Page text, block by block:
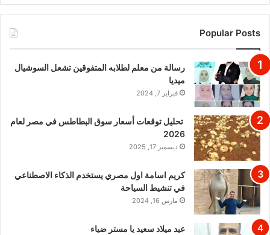
Popular Posts
رسالة من معلم لطلابه المتفوقين تشعل السوشيال
ميديا
فبراير 7, 2024
تحليل توقعات أسعار سوق البطاطس في مصر لعام
2026
ديسمبر 17, 2025
كريم اسامة اول مصري يستخدم الذكاء الاصطناعي
في تنشيط السياحة
مارس 16, 2024
عيد ميلاد سعيد يا مستر ضياء